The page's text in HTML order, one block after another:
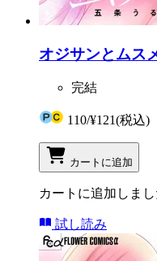
オジサンとムス
完結
110/¥121(税込)
カートに追加
カートに追加しまし
試し読み